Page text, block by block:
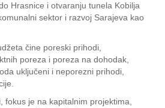
Hrasnice i otvaranju tunela Kobilja
sektor i razvoj Sarajeva kao
čine poreski prihodi,
poreza i poreza na dohodak,
uključeni i neporezni prihodi,
fokus je na kapitalnim projektima,